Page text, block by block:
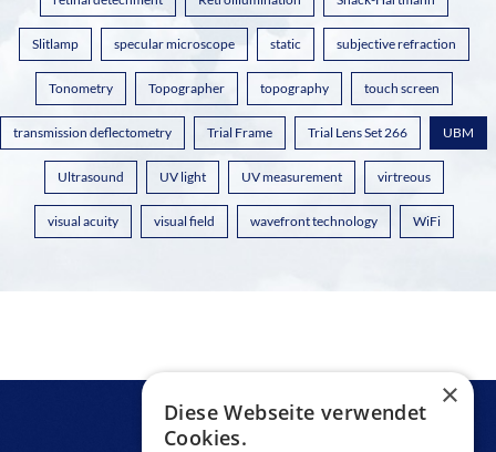
Slitlamp specular microscope static subjective refraction
Tonometry Topographer topography touch screen
transmission deflectometry Trial Frame Trial Lens Set 266 UBM
Ultrasound UV light UV measurement virtreous
visual acuity visual field wavefront technology WiFi
×
Diese Webseite verwendet
Cookies.